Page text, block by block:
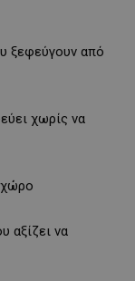
ξεφεύγουν από
χωρίς να
χώρο
αξίζει να